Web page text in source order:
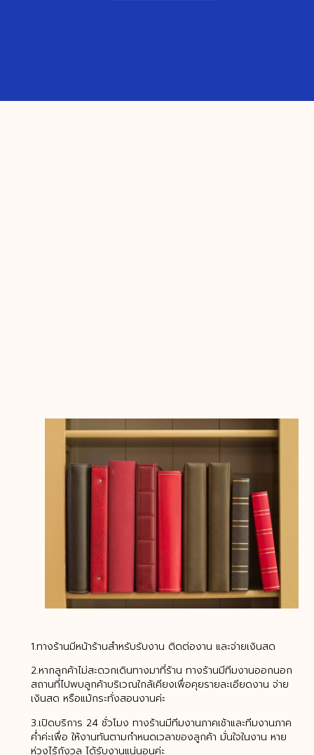
1.ทางร้านมีหน้าร้านสำหรับรับงาน ติดต่องาน และจ่ายเงินสด
2.หากลูกค้าไม่สะดวกเดินทางมาที่ร้าน ทางร้านมีทีมงานออกนอก
สถานที่ไปพบลูกค้าบริเวณใกล้เคียงเพื่อคุยรายละเอียดงาน จ่าย
เงินสด หรือแม้กระทั่งสอนงานค่ะ
3.เปิดบริการ 24 ชั่วโมง ทางร้านมีทีมงานภาคเช้าและทีมงานภาค
ค่ำค่ะเพื่อ ให้งานทันตามกำหนดเวลาของลูกค้า มั่นใจในงาน หาย
ห่วงไร้กังวล ได้รับงานแน่นอนค่ะ